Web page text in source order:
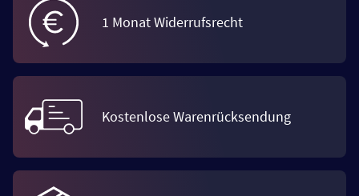
1 Monat Widerrufsrecht
Kostenlose Warenrücksendung